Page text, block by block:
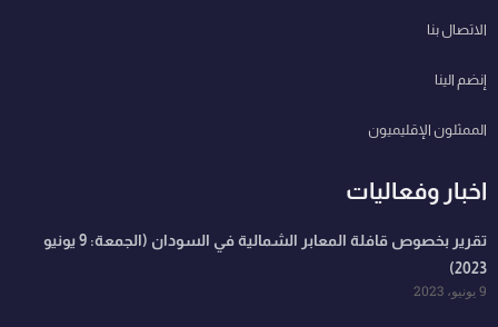
الاتصال بنا
إنضم الينا
الممثلون الإقليميون
اخبار وفعاليات
تقرير بخصوص قافلة المعابر الشمالية في السودان (الجمعة: 9 يونيو
2023)
9 يونيو، 2023